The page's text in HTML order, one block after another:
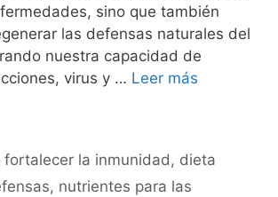
sino que también
las defensas naturales del
nuestra capacidad de
virus y … Leer más
fortalecer la inmunidad, dieta
, nutrientes para las